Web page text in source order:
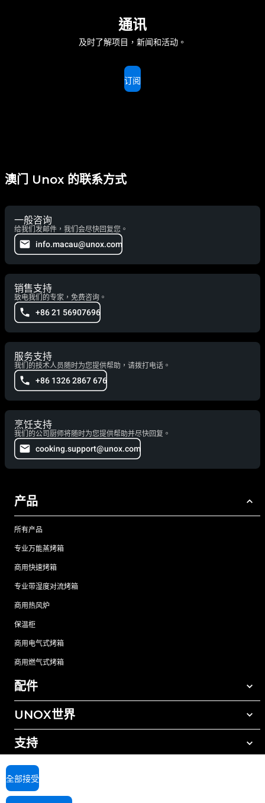
通讯
及时了解项目，新闻和活动。
订阅
澳门 Unox 的联系方式
一般咨询
给我们发邮件，我们会尽快回复您。
info.macau@unox.com
销售支持
致电我们的专家，免费咨询。
+86 21 56907696
服务支持
我们的技术人员随时为您提供帮助，请拨打电话。
+86 1326 2867 676
烹饪支持
我们的公司厨师将随时为您提供帮助并尽快回复。
cooking.support@unox.com
产品
所有产品
专业万能蒸烤箱
商用快速烤箱
专业带湿度对流烤箱
商用热风炉
保温柜
商用电气式烤箱
商用燃气式烤箱
配件
所有配件
手动清洗清洁剂
树脂过滤水处理
反渗透水处理
UNOX世界
我们在全球的办事处
支持
UNOX质保
查找经销商
全部接受